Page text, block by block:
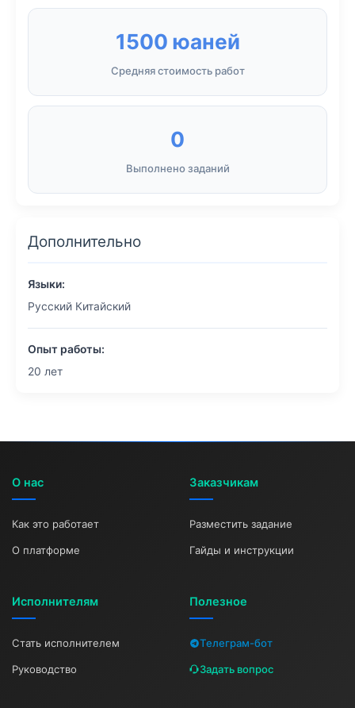
1500 юаней
Средняя стоимость работ
0
Выполнено заданий
Дополнительно
Языки:
Русский Китайский
Опыт работы:
20 лет
О нас
Как это работает
О платформе
Заказчикам
Разместить задание
Гайды и инструкции
Исполнителям
Стать исполнителем
Руководство
Полезное
Телеграм-бот
Задать вопрос